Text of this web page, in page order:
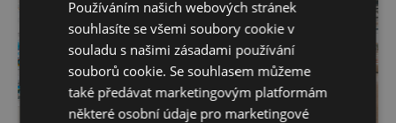
Používáním našich webových stránek
souhlasíte se všemi soubory cookie v
souladu s našimi zásadami používání
souborů cookie. Se souhlasem můžeme
také předávat marketingovým platformám
některé osobní údaje pro marketingové